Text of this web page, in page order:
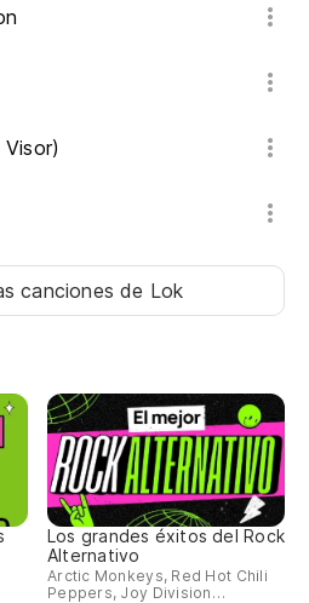
cancionesde Lok
Los grandes éxitos del Rock
Alternativo
Arctic Monkeys, Red Hot Chili
Peppers, Joy Division…